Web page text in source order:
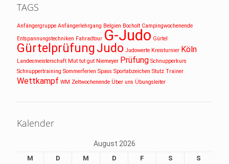
TAGS
Anfängergruppe Anfängerlehrgang Belgien Bocholt Campingwochenende
Entspannungstechniken Fahradtour G-Judo Gürtel
GürtelprüfungJudo Judowerte Kreisturnier Köln
Landesmeisterschaft Mut tut gut Niemeyer Prüfung Schnupperkurs
Schnuppertraining Sommerferien Spass Sportabzeichen Stutz Trainer
Wettkampf WM Zeltwochenende Über uns Übungsleiter
Kalender
August 2026
M D M D F S
S